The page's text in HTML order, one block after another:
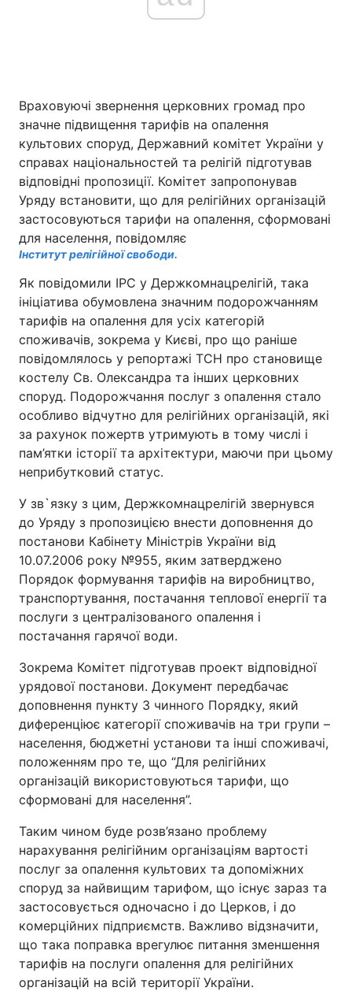
Враховуючі звернення церковних громад про
значне підвищення тарифів на опалення
культових споруд, Державний комітет України у
справах національностей та релігій підготував
відповідні пропозиції. Комітет запропонував
Уряду встановити, що для релігійних організацій
застосовуються тарифи на опалення, сформовані
для населення, повідомляє
Інститут релігійної свободи.
Як повідомили ІРС у Держкомнацрелігій, така
ініціатива обумовлена значним подорожчанням
тарифів на опалення для усіх категорій
споживачів, зокрема у Києві, про що раніше
повідомлялось у репортажі ТСН про становище
костелу Св. Олександра та інших церковних
споруд. Подорожчання послуг з опалення стало
особливо відчутно для релігійних організацій, які
за рахунок пожертв утримують в тому числі і
пам’ятки історії та архітектури, маючи при цьому
неприбутковий статус.
У зв`язку з цим, Держкомнацрелігій звернувся
до Уряду з пропозицією внести доповнення до
постанови Кабінету Міністрів України від
10.07.2006 року №955, яким затверджено
Порядок формування тарифів на виробництво,
транспортування, постачання теплової енергії та
послуги з централізованого опалення і
постачання гарячої води.
Зокрема Комітет підготував проект відповідної
урядової постанови. Документ передбачає
доповнення пункту 3 чинного Порядку, який
диференціює категорії споживачів на три групи –
населення, бюджетні установи та інші споживачі,
положенням про те, що “Для релігійних
організацій використовуються тарифи, що
сформовані для населення”.
Таким чином буде розв’язано проблему
нарахування релігійним організаціям вартості
послуг за опалення культових та допоміжних
споруд за найвищим тарифом, що існує зараз та
застосовується одночасно і до Церков, і до
комерційних підприємств. Важливо відзначити,
що така поправка врегулює питання зменшення
тарифів на послуги опалення для релігійних
організацій на всій території України.